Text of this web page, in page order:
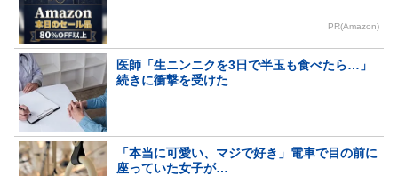
PR(Amazon)
医師「生ニンニクを3日で半玉も食べたら…」
続きに衝撃を受けた
「本当に可愛い、マジで好き」電車で目の前に
座っていた女子が…